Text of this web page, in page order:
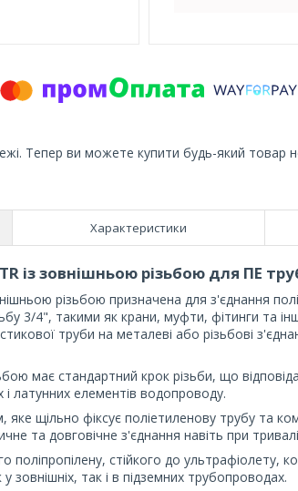
Тепер ви можете купити будь-який товар
Характеристики
із зовнішньою різьбою для ПЕ
різьбою призначена для з'єднання
3/4", такими як крани, муфти, фітинги та
труби на металеві або різьбові
має стандартний крок різьби, що
латунних елементів водопроводу.
яке щільно фіксує поліетиленову трубу та
та довговічне з'єднання навіть при
поліпропілену, стійкого до ультрафіолету,
так і в підземних трубопроводах.